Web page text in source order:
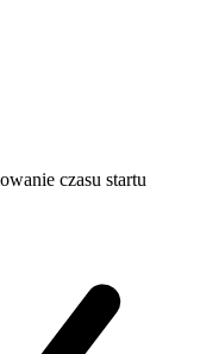
czasu startu